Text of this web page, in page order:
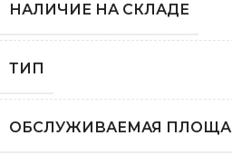
НАЛИЧИЕ НА СКЛАДЕ
ТИП
ОБСЛУЖИВАЕМАЯ